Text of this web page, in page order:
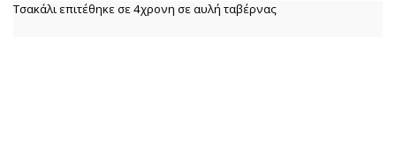
Τσακάλι επιτέθηκε σε 4χρονη σε αυλή ταβέρνας